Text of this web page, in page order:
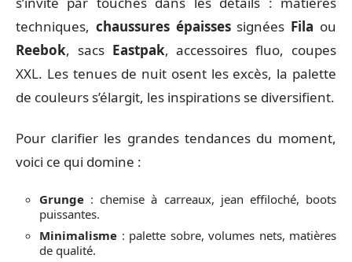
techniques, chaussures épaissessignées Fila ou
Reebok, sacs Eastpak, accessoires fluo, coupes
XXL. Les tenues de nuit osent les excès, la palette
de couleurs s’élargit, les inspirations se diversifient.
Pour clarifier les grandes tendances du moment,
voici ce qui domine :
Grunge : chemise à carreaux, jean effiloché, boots
puissantes.
Minimalisme : palette sobre, volumes nets, matières
de qualité.